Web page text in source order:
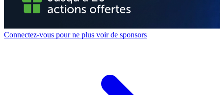
Connectez-vous pour ne plus voir de sponsors